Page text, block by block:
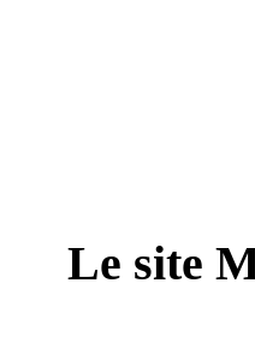
Le site